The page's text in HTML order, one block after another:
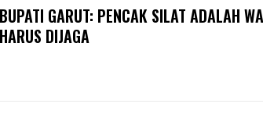
BUPATI GARUT: PENCAK SILAT ADALAH
HARUS DIJAGA